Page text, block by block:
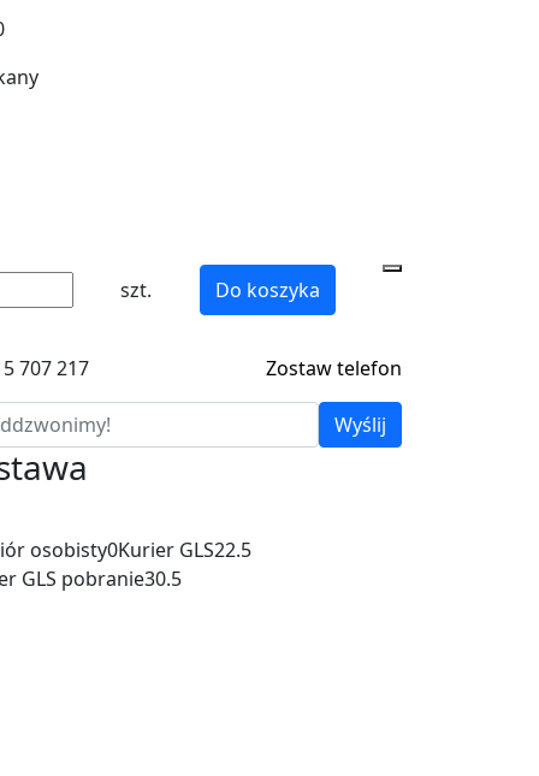
szt. Do koszyka
707 217 Zostaw telefon
Wyślij
osobisty0Kurier GLS22.5
GLS pobranie30.5